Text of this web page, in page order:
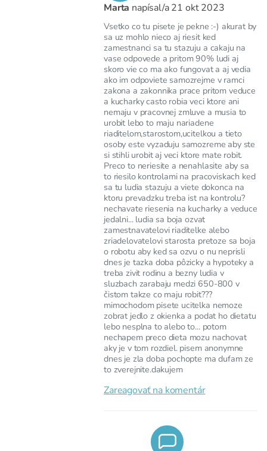
Marta napísal/a21 okt 2023
Vsetko co tu pisete je pekne :-) akurat by
sa uz mohlo nieco aj riesit ked
zamestnanci sa tu stazuju a cakaju na
vase odpovede a pritom 90% ludi aj
skoro vie co ma ako fungovat a aj vedia
ako im odpoviete samozrejme v ramci
zakona a zakonnika prace pritom veduce
a kucharky casto robia veci ktore ani
nemaju v pracovnej zmluve a musia to
urobit lebo to maju nariadene
riaditelom,starostom,ucitelkou a tieto
osoby este vyzaduju samozreme aby ste
si stihli urobit aj veci ktore mate robit.
Preco to neriesite a nenahlasite aby sa
to riesilo kontrolami na pracoviskach ked
sa tu ludia stazuju a viete dokonca na
ktoru prevadzku treba ist na kontrolu?
nechavate riesenia na kucharky a veduce
jedalni... ludia sa boja ozvat
zamestnavatelovi riaditelke alebo
zriadelovatelovi starosta pretoze sa boja
o robotu aby ked sa ozvu o nu neprisli
dnes je tazka doba pôzicky a hypoteky a
treba zivit rodinu a bezny ludia v
sluzbach zarabaju medzi 650-800 v
čistom takze co maju robit???
mimochodom pisete ucitelka nemoze
zobrat jedlo z okienka a podat ho dietatu
lebo nesplna to alebo to... potom
nechapem preco dieta mozu nachovat
aky je v tom rozdiel. pisem anonymne
dnes je zla doba pochopte ma dufam ze
to zverejnite.dakujem
Zareagovať na komentár